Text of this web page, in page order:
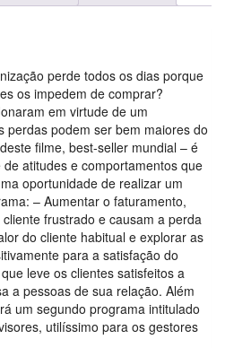
perde todos os dias porque
os impedem de comprar?
em virtude de um
perdas podem ser bem maiores do
filme, best-seller mundial – é
atitudes e comportamentos que
oportunidade de realizar um
– Aumentar o faturamento,
frustrado e causam a perda
do cliente habitual e explorar as
para a satisfação do
leve os clientes satisfeitos a
a pessoas de sua relação. Além
um segundo programa intitulado
utilíssimo para os gestores